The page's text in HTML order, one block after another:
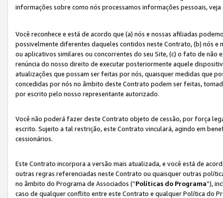
informações sobre como nós processamos informações pessoais,
Você reconhece e está de acordo que (a) nós e nossas afiliadas
possivelmente diferentes daqueles contidos neste Contrato, (b) nós
ou aplicativos similares ou concorrentes do seu Site, (c) o fato de
renúncia do nosso direito de executar posteriormente aquele
atualizações que possam ser feitas por nós, quaisquer medidas que
concedidas por nós no âmbito deste Contrato podem ser feitas,
por escrito pelo nosso representante autorizado.
Você não poderá fazer deste Contrato objeto de cessão, por força
escrito. Sujeito a tal restrição, este Contrato vinculará, agindo em
cessionários.
Este Contrato incorpora a versão mais atualizada, e você está de
outras regras referenciadas neste Contrato ou quaisquer outras
no âmbito do Programa de Associados (“Políticas do Programa”),
caso de qualquer conflito entre este Contrato e qualquer Política do